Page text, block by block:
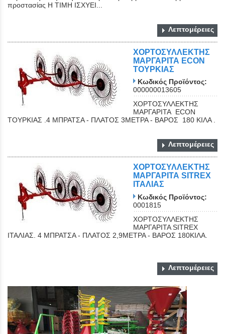
προστασίας Η ΤΙΜΗ ΙΣΧΥΕΙ...
Λεπτομέρειες
ΧΟΡΤΟΣΥΛΛΕΚΤΗΣ
ΜΑΡΓΑΡΙΤΑ ΕCON
ΤΟΥΡΚΙΑΣ
Κωδικός Προϊόντος:
000000013605
ΧΟΡΤΟΣΥΛΛΕΚΤΗΣ
ΜΑΡΓΑΡΙΤΑ ΕCON
ΤΟΥΡΚΙΑΣ .4 ΜΠΡΑΤΣΑ - ΠΛΑΤΟΣ 3ΜΕΤΡΑ - ΒΑΡΟΣ 180 ΚΙΛΑ .
Λεπτομέρειες
XOΡΤΟΣΥΛΛΕΚΤΗΣ
ΜΑΡΓΑΡΙΤΑ SITREX
ΙΤΑΛΙΑΣ
Κωδικός Προϊόντος:
0001815
XOΡΤΟΣΥΛΛΕΚΤΗΣ
ΜΑΡΓΑΡΙΤΑ SITREX
ΙΤΑΛΙΑΣ. 4 ΜΠΡΑΤΣΑ - ΠΛΑΤΟΣ 2,9ΜΕΤΡΑ - ΒΑΡΟΣ 180ΚΙΛΑ.
Λεπτομέρειες